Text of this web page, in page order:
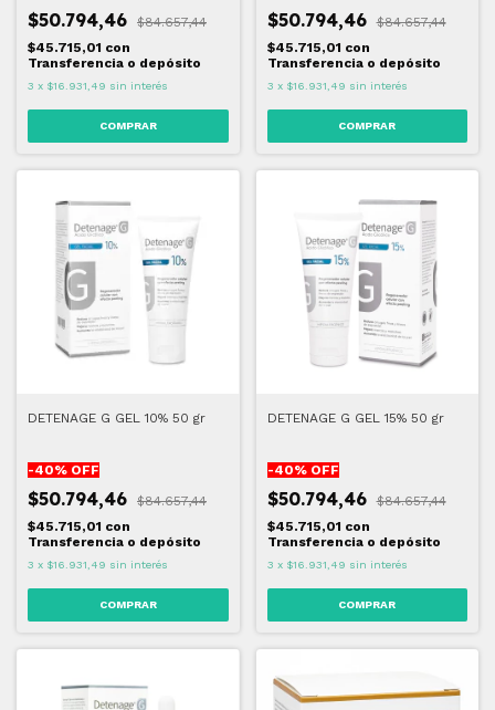
$50.794,46
$84.657,44
$45.715,01 con
Transferencia o depósito
3 x $16.931,49 sin interés
$50.794,46
$84.657,44
$45.715,01 con
Transferencia o depósito
3 x $16.931,49 sin interés
DETENAGE G GEL 10% 50 gr
-40% OFF
$50.794,46
$84.657,44
$45.715,01 con
Transferencia o depósito
3 x $16.931,49 sin interés
DETENAGE G GEL 15% 50 gr
-40% OFF
$50.794,46
$84.657,44
$45.715,01 con
Transferencia o depósito
3 x $16.931,49 sin interés